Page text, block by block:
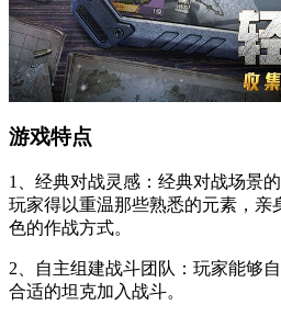
游戏特点
1、经典对战灵感：经典对战场景
玩家得以重温那些熟悉的元素，亲
色的作战方式。
2、自主组建战斗团队：玩家能够
合适的坦克加入战斗。